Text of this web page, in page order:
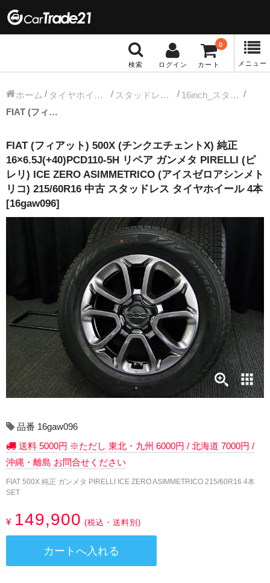
検索 ログイン カート
0
メニュー
冬タイヤホイール
13インチ：冬タイヤホイール
14インチ：冬タイヤホイール
15インチ：冬タイヤホイール
16インチ：冬タイヤホイール
17インチ：冬タイヤホイール
18インチ：冬タイヤホイール
19インチ：冬タイヤホイール
20インチ：冬タイヤホイール
夏タイヤホイール
12インチ：夏タイヤホイール
13インチ：夏タイヤホイール
14インチ：夏タイヤホイール
15インチ：夏タイヤホイール
ホーム タイヤホイールセット スタッドレス中古タイヤホイール
16inch_スタッドレス中古タイヤホイール
FIAT (フィアット) 500X (チンクエチェントX) 純正 16×6.5J(+40)PCD110-5H リペア ガンメタ PIRELLI (ピレリ) ICE ZERO ASIMMETRICO (アイスゼロアシンメトリコ) 215/60R16 中古 スタッドレス タイヤホイール 4本 [16gaw096]
FIAT (フィアット) 500X (チンクエチェントX) 純正
16×6.5J(+40)PCD110-5H リペア ガンメタ PIRELLI (ピ
レリ) ICE ZERO ASIMMETRICO (アイスゼロアシンメト
リコ) 215/60R16 中古 スタッドレス タイヤホイール 4本
[16gaw096]
品番 16gaw096
送料 5000円 ※ただし 東北・九州 6000円 / 北海道 7000円 /
沖縄・離島 お問合せください
FIAT 500X 純正 ガンメタ PIRELLI ICE ZERO ASIMMETRICO 215/60R16 4本
SET
¥ 149,900 (税込・送料別)